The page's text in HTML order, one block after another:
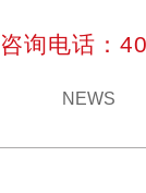
NEWS
咨询电话：